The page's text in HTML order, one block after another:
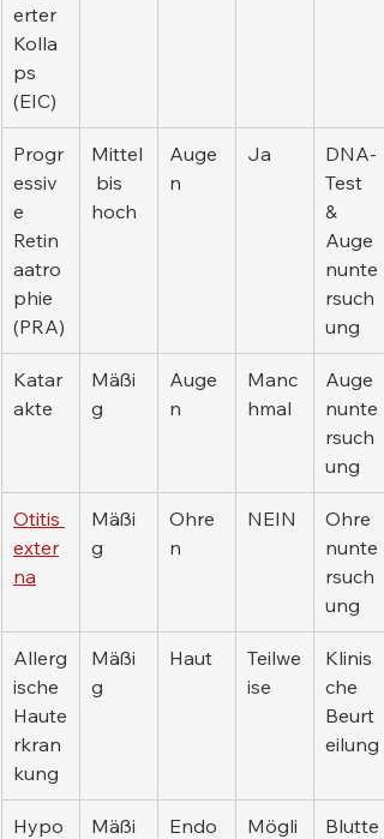
erter
Kolla
ps
(EIC)
Progr
essiv
e
Retin
aatro
phie
(PRA)
Mittel
bis
hoch
Auge
n
Ja
DNA-
Test
&
Auge
nunte
rsuch
ung
Katar
akte
Mäßi
g
Auge
n
Manc
hmal
Auge
nunte
rsuch
ung
Otitis
exter
na
Mäßi
g
Ohre
n
NEIN
Ohre
nunte
rsuch
ung
Allerg
ische
Haute
rkran
kung
Mäßi
g
Haut
Teilwe
ise
Klinis
che
Beurt
eilung
Hypo Mäßi Endo Mögli Blutte